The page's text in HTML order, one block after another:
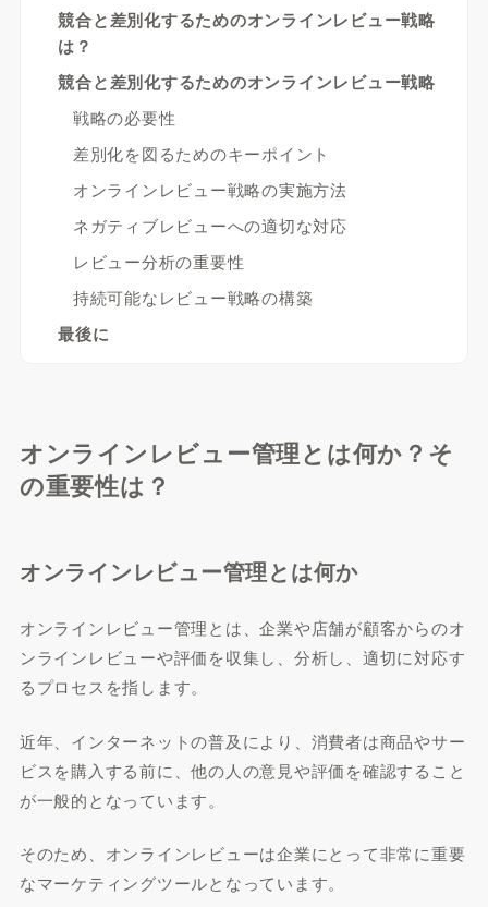
競合と差別化するためのオンラインレビュー戦略
は？
競合と差別化するためのオンラインレビュー戦略
戦略の必要性
差別化を図るためのキーポイント
オンラインレビュー戦略の実施方法
ネガティブレビューへの適切な対応
レビュー分析の重要性
持続可能なレビュー戦略の構築
最後に
オンラインレビュー管理とは何か？そ
の重要性は？
オンラインレビュー管理とは何か
オンラインレビュー管理とは、企業や店舗が顧客からのオ
ンラインレビューや評価を収集し、分析し、適切に対応す
るプロセスを指します。
近年、インターネットの普及により、消費者は商品やサー
ビスを購入する前に、他の人の意見や評価を確認すること
が一般的となっています。
そのため、オンラインレビューは企業にとって非常に重要
なマーケティングツールとなっています。